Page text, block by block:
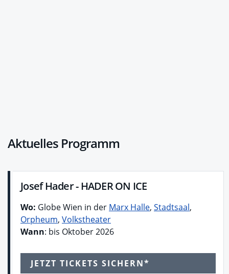
Aktuelles Programm
Josef Hader - HADER ON ICE
Wo: Globe Wien in der Marx Halle, Stadtsaal,
Orpheum, Volkstheater
Wann: bis Oktober 2026
JETZT TICKETS SICHERN*